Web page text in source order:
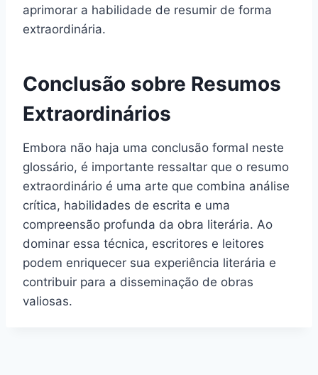
aprimorar a habilidade de resumir de forma
extraordinária.
Conclusão sobre Resumos
Extraordinários
Embora não haja uma conclusão formal neste
glossário, é importante ressaltar que o resumo
extraordinário é uma arte que combina análise
crítica, habilidades de escrita e uma
compreensão profunda da obra literária. Ao
dominar essa técnica, escritores e leitores
podem enriquecer sua experiência literária e
contribuir para a disseminação de obras
valiosas.